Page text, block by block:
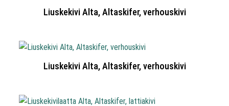
Liuskekivi Alta, Altaskifer, verhouskivi
Liuskekivi Alta, Altaskifer, verhouskivi